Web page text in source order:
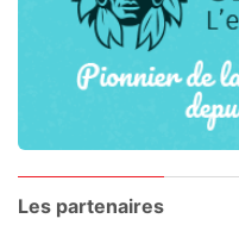
Les partenaires